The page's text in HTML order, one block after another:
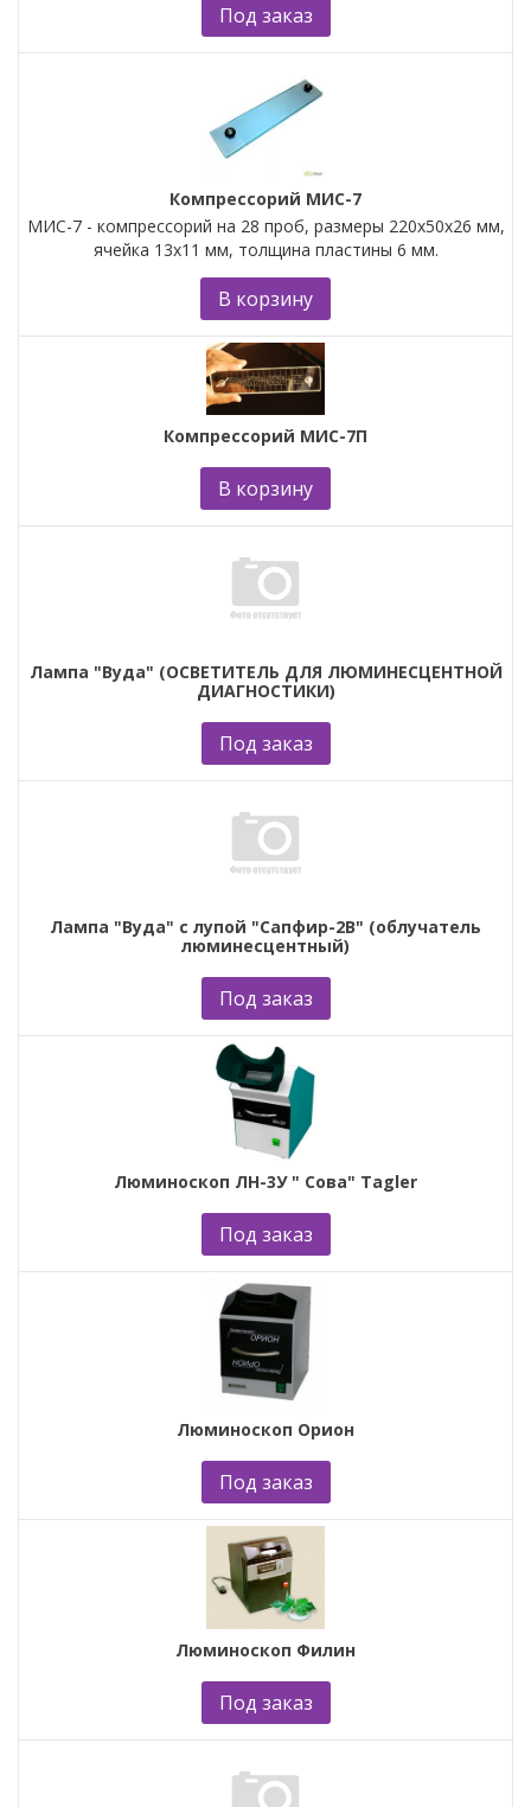
Под заказ
Компрессорий МИС-7
МИС-7 - компрессорий на 28 проб, размеры 220х50х26 мм,
ячейка 13х11 мм, толщина пластины 6 мм.
В корзину
Компрессорий МИС-7П
В корзину
Лампа "Вуда" (ОСВЕТИТЕЛЬ ДЛЯ ЛЮМИНЕСЦЕНТНОЙ
ДИАГНОСТИКИ)
Под заказ
Лампа "Вуда" с лупой "Сапфир-2В" (облучатель
люминесцентный)
Под заказ
Люминоскоп ЛН-3У " Сова" Tagler
Под заказ
Люминоскоп Орион
Под заказ
Люминоскоп Филин
Под заказ